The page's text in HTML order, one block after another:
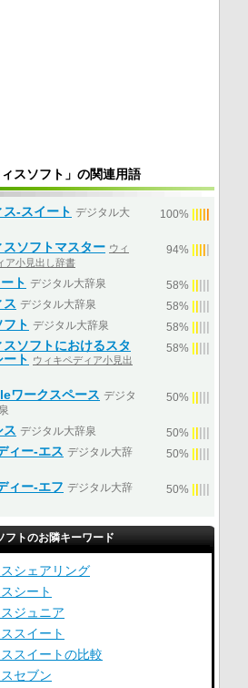
ィスソフト」の関連用語
‐スイート デジタル大
100%
スソフトマスター ウィ
ア小見出し辞書
94%
ト デジタル大辞泉 58%
ス デジタル大辞泉 58%
ト デジタル大辞泉 58%
スソフトにおけるスタ
ート ウィキペディア小見出
58%
ワークスペース デジタ
50%
ス デジタル大辞泉 50%
ィー‐エス デジタル大辞
50%
ィー‐エフ デジタル大辞
50%
フトのお隣キーワード
シェアリング
シート
ジュニア
スイート
スイートの比較
セブン